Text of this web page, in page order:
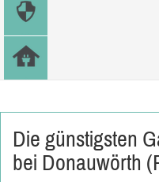
Die günstigsten
bei Donauwörth